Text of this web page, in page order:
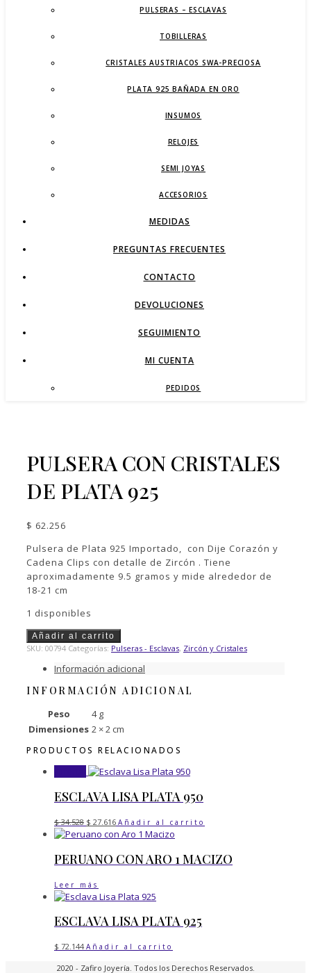
PULSERAS – ESCLAVAS
TOBILLERAS
CRISTALES AUSTRIACOS SWA-PRECIOSA
PLATA 925 BAÑADA EN ORO
INSUMOS
RELOJES
SEMI JOYAS
ACCESORIOS
MEDIDAS
PREGUNTAS FRECUENTES
CONTACTO
DEVOLUCIONES
SEGUIMIENTO
MI CUENTA
PEDIDOS
PULSERA CON CRISTALES
DE PLATA 925
$ 62.256
Pulsera de Plata 925 Importado, con Dije Corazón y
Cadena Clips con detalle de Zircón . Tiene
aproximadamente 9.5 gramos y mide alrededor de
18-21 cm
1 disponibles
Pulsera
con
Plata
925
cantidad
Añadir al carrito
SKU: 00794 Categorías: Pulseras - Esclavas, Zircón y Cristales
Información adicional
INFORMACIÓN ADICIONAL
Peso
4 g
Dimensiones 2 × 2 cm
PRODUCTOS RELACIONADOS
ESCLAVA LISA PLATA 950
$34.528 El
precio
original
$ 34.528.
$ 27.616El
precio
actual
$ 27.616.
Añadir al carrito
PERUANO CON ARO 1 MACIZO
Leer más
ESCLAVA LISA PLATA 925
$ 72.144 Añadir al carrito
2020 - Zafiro Joyería. Todos los Derechos Reservados.